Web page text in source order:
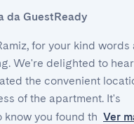
da GuestReady
for your kind words
We're delighted to
the convenient
of the apartment. It's
know you found th Ver